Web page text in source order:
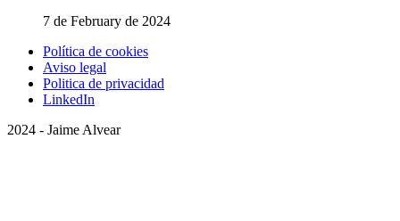
7 de February de 2024
Política de cookies
Aviso legal
Politica de privacidad
LinkedIn
2024 - Jaime Alvear